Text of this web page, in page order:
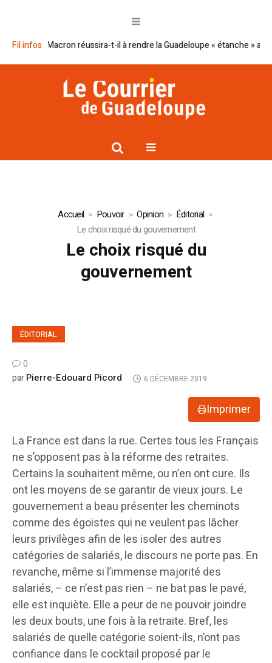
Fil infos
Le plan Macron réussira-t-il à rendre la Guadeloupe « étanche » au
Accueil Pouvoir Opinion
Éditorial
Le choix risqué du gouvernement
Le choix risqué du
gouvernement
ÉDITORIAL
0
parPierre-Edouard Picord 6 DÉCEMBRE 2019
Imprimer
La France est dans la rue. Certes tous les Français
ne s’opposent pas à la réforme des retraites.
Certains la souhaitent même, ou n’en ont cure. Ils
ont les moyens de se garantir de vieux jours. Le
gouvernement a beau présenter les cheminots
comme des égoïstes qui ne veulent pas lâcher
leurs privilèges afin de les isoler des autres
catégories de salariés, le discours ne porte pas. En
revanche, même si l’immense majorité des
salariés, – ce n’est pas rien – ne bat pas le pavé,
elle est inquiète. Elle a peur de ne pouvoir joindre
les deux bouts, une fois à la retraite. Bref, les
salariés de quelle catégorie soient-ils, n’ont pas
confiance dans le cocktail proposé par le